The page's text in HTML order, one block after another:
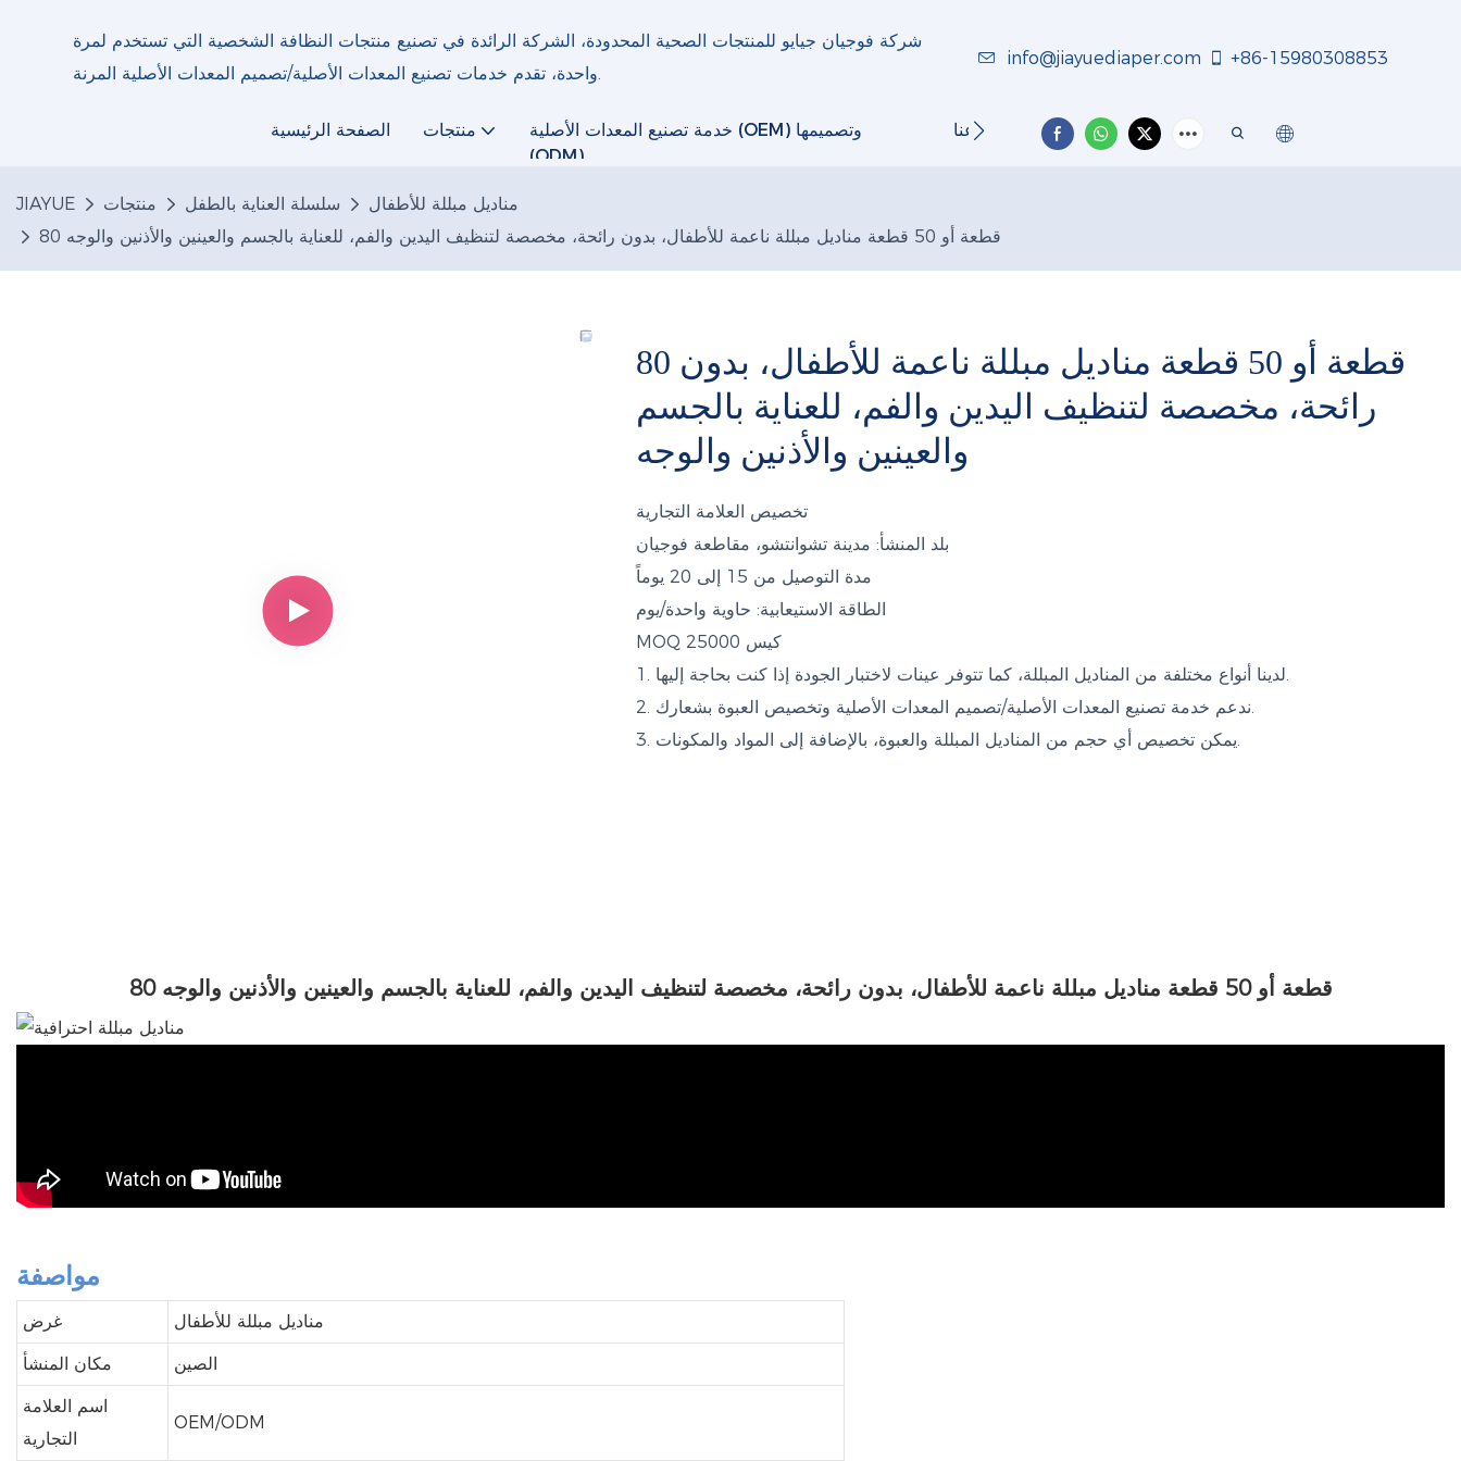
شركة فوجيان جيايو للمنتجات الصحية المحدودة، الشركة الرائدة في تصنيع منتجات النظافة الشخصية التي تستخدم لمرة
واحدة، تقدم خدمات تصنيع المعدات الأصلية/تصميم المعدات الأصلية المرنة.
info@jiayuediaper.com +86-15980308853
الصفحة الرئيسية منتجات
خدمة تصنيع المعدات الأصلية (OEM) وتصميمها
(ODM)
معلومات عنا NEWS اتصل بنا
JIAYUE منتجات سلسلة العناية بالطفل
مناديل مبللة للأطفال
80 قطعة أو 50 قطعة مناديل مبللة ناعمة للأطفال، بدون رائحة، مخصصة لتنظيف اليدين والفم، للعناية بالجسم والعينين والأذنين والوجه
80 قطعة أو 50 قطعة مناديل مبللة ناعمة للأطفال، بدون
رائحة، مخصصة لتنظيف اليدين والفم، للعناية بالجسم
والعينين والأذنين والوجه
تخصيص العلامة التجارية
بلد المنشأ: مدينة تشوانتشو، مقاطعة فوجيان
مدة التوصيل من 15 إلى 20 يوماً
الطاقة الاستيعابية: حاوية واحدة/يوم
MOQ
25000 كيس
1. لدينا أنواع مختلفة من المناديل المبللة، كما تتوفر عينات لاختبار الجودة إذا كنت بحاجة إليها.
2. ندعم خدمة تصنيع المعدات الأصلية/تصميم المعدات الأصلية وتخصيص العبوة بشعارك.
3. يمكن تخصيص أي حجم من المناديل المبللة والعبوة، بالإضافة إلى المواد والمكونات.
80 قطعة أو 50 قطعة مناديل مبللة ناعمة للأطفال، بدون رائحة، مخصصة لتنظيف اليدين والفم، للعناية بالجسم والعينين والأذنين والوجه
مواصفة
غرض مناديل مبللة للأطفال
مكان المنشأ الصين
اسم العلامة
التجارية
OEM/ODM